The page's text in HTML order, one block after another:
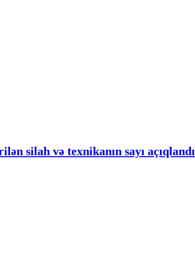
silah və texnikanın sayı açıqlandı